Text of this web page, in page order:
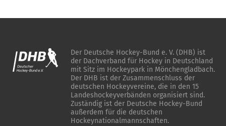
Der Deutsche Hockey-Bund e. V. (DHB) ist
der Dachverband für Hockey in Deutschland
mit Sitz im Hockeypark in Mönchengladbach.
Der DHB ist der Zusammenschluss der
deutschen Hockeyvereine, die in den 15
Landeshockeyverbänden organisiert sind.
Zuständig ist der Deutsche Hockey-Bund
außerdem für die deutschen
Hockeynationalmannschaften.